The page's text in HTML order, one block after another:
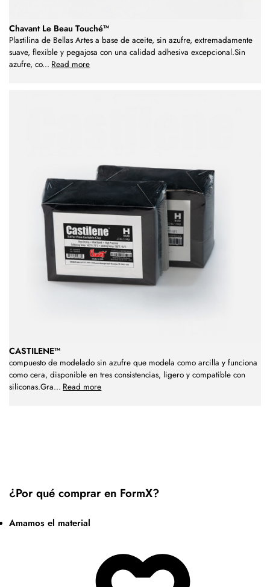
Chavant Le Beau Touché™
Plastilina de Bellas Artes a base de aceite, sin azufre, extremadamente
suave, flexible y pegajosa con una calidad adhesiva excepcional.Sin
azufre, co... Read more
CASTILENE™
compuesto de modelado sin azufre que modela como arcilla y funciona
como cera, disponible en tres consistencias, ligero y compatible con
siliconas.Gra... Read more
¿Por qué comprar en FormX?
Amamos el material